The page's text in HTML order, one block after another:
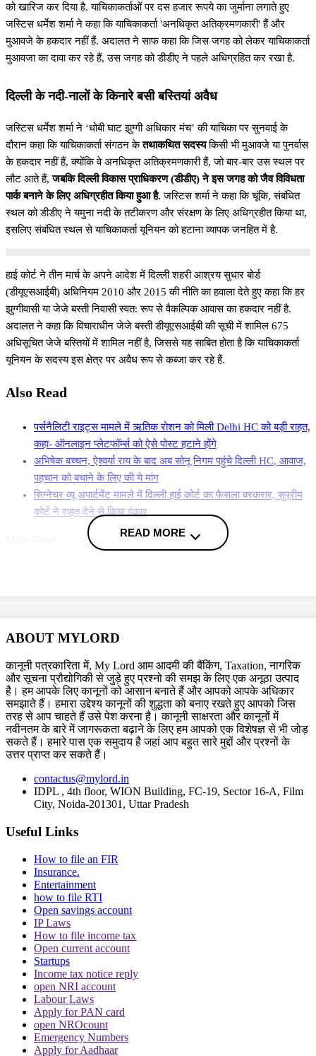
को खारिज कर दिया है. याचिकाकर्ताओं पर दस हजार रूपये का जुर्माना लगाते हुए
जस्टिस धर्मेश शर्मा ने कहा कि याचिकाकर्ता 'अनधिकृत अतिक्रमणकारी' हैं और
मुआवजे के हकदार नहीं हैं. अदालत ने साफ कहा कि जिस जगह को लेकर याचिकाकर्ता
मुआवजा का दावा कर रहे हैं, उस जगह को डीडीए ने पहले अधिग्रहित कर रखा है.
दिल्ली के नदी-नालों के किनारे बसी बस्तियां अवैध
जस्टिस धर्मेश शर्मा ने ‘धोबी घाट झुग्गी अधिकार मंच’ की याचिका पर सुनवाई के
दौरान कहा कि याचिकाकर्ता संगठन केतथाकथित सदस्यकिसी भी मुआवजे या पुनर्वास
के हकदार नहीं हैं, क्योंकि वे अनधिकृत अतिक्रमणकारी हैं, जो बार-बार उस स्थल पर
लौट आते हैं,जबकि दिल्ली विकास प्राधिकरण (डीडीए) ने इस जगह को जैव विविधता
पार्क बनाने के लिए अधिग्रहीत किया हुआ है.जस्टिस शर्मा ने कहा कि चूंकि, संबंधित
स्थल को डीडीए ने यमुना नदी के तटीकरण और संरक्षण के लिए अधिग्रहीत किया था,
इसलिए संबंधित स्थल से याचिकाकर्ता यूनियन को हटाना व्यापक जनहित में है.
हाई कोर्ट ने तीन मार्च के अपने आदेश में दिल्ली शहरी आश्रय सुधार बोर्ड
(डीयूएसआईबी) अधिनियम 2010 और 2015 की नीति का हवाला देते हुए कहा कि हर
झुग्गीवासी या जेजे बस्ती निवासी स्वत: रूप से वैकल्पिक आवास का हकदार नहीं है.
अदालत ने कहा कि विचाराधीन जेजे बस्ती डीयूएसआईबी की सूची में शामिल 675
अधिसूचित जेजे बस्तियों में शामिल नहीं है, जिससे यह साबित होता है कि याचिकाकर्ता
यूनियन के सदस्य इस क्षेत्र पर अवैध रूप से कब्जा कर रहे हैं.
Also Read
पर्सनैलिटी राइट्स मामले में ऋतिक रोशन को मिली Delhi HC को बड़ी राहत,
कहा- ऑनलाइन प्लेटफॉर्म्स को ऐसे पोस्ट हटाने होंगे
अभिषेक बच्चन, ऐश्वर्या राय के बाद अब सोनू निगम पहुंचे दिल्ली HC, आवाज,
पहचान को बचाने के लिए की ये मांग
सिग्नेचर व्यू अपार्टमेंट मामले में दिल्ली हाई कोर्ट का फैसला बरकरार, सुप्रीम
कोर्ट ने राहत देने से किया इंकार
याचिकाकर्ताओं ने क्या दावा किया?
याचिका में दावा किया गया था कि धोबी घाट झुग्गी बस्ती 1990 के दशक से अस्तित्व में
है, लेकिन 23 सितंबर 2020 को पुलिस ने इसके निवासियों को अगले दिन प्रस्तावित
ध्वस्तीकरण के कारण अपने आश्रय खाली करने का निर्देश दिया था. याचिकाकर्ता ने
दावा किया था कि निवासियों को बेदखली का पूर्व नोटिस नहीं दिया गया. उसने कहा था
कि पर्यावरण संबंधी चिंताओं के नाम पर झुग्गी बस्ती ढहाई गई और डीडीए निवासियों को
कोई अस्थायी आश्रय या उचित आवास उपलब्ध कराने में विफल रहा. हाई कोर्ट ने
याचिकाकर्ता यूनियन के याचिका दायर करने के अधिकार पर सवाल उठाया और कहा
कि कई मौकों पर कुछ सदस्य वापस लौट आए, फिर से कब्जा कर लिया और बेदखल
(खबर पीटीआई इनपुट से है)
Topics
Slum Demolition Delhi HC
Trending in Hindi
READ MORE
ABOUT MYLORD
कानूनी पत्रकारिता में, My Lord आम आदमी की बैंकिंग, Taxation, नागरिक
और सूचना प्रौद्योगिकी से जुड़े हुए प्रश्नो की समझ के लिए एक अनूठा उत्पाद
है। हम आपके लिए कानूनों को आसान बनाते हैं और आपको आपके अधिकार
समझाते हैं। हमारा उद्देश्य कानूनों की शुद्धता को बनाए रखते हुए आपको जिस
तरह से आप चाहते हैं उसे पेश करना है। कानूनी साक्षरता और कानूनों में
नवीनतम के बारे में जागरूकता बढ़ाने के लिए हम आपको एक विशेषज्ञ से भी जोड़
सकते हैं। हमारे पास एक समुदाय है जहां आप बहुत सारे मुद्दों और प्रश्नों के
उत्तर प्राप्त कर सकते हैं।
contactus@mylord.in
IDPL , 4th floor, WION Building, FC-19, Sector 16-A, Film
City, Noida-201301, Uttar Pradesh
Useful Links
How to file an FIR
Insurance.
Entertainment
how to file RTI
Open savings account
IP Laws
How to file income tax
Open current account
Startups
Income tax notice reply
open NRI account
Labour Laws
Apply for PAN card
open NROcount
Emergency Numbers
Apply for Aadhaar